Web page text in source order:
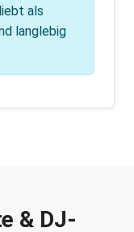
als
langlebig
& DJ-